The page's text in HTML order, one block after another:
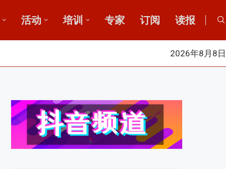
活动 培训 专家 订阅 读报
2026年8月8日